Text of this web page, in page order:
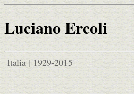
Luciano Ercoli
Italia | 1929-2015